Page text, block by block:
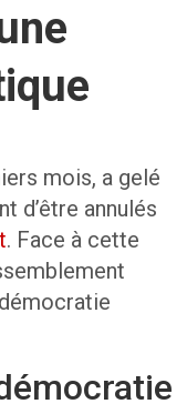
mois, a gelé
d’être annulés
. Face à cette